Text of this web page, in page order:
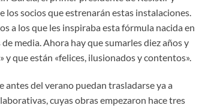
los socios que estrenarán estas instalaciones.
a los que les inspiraba esta fórmula nacida en
media. Ahora hay que sumarles diez años y
y que están «felices, ilusionados y contentos».
antes del verano puedan trasladarse ya a
cuyas obras empezaron hace tres